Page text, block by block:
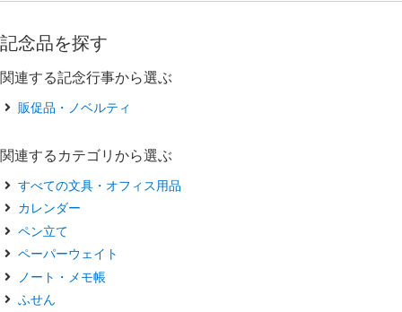
記念品を探す
関連する記念行事から選ぶ
販促品・ノベルティ
関連するカテゴリから選ぶ
すべての文具・オフィス用品
カレンダー
ペン立て
ペーパーウェイト
ノート・メモ帳
ふせん